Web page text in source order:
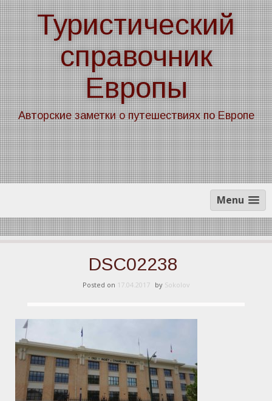
Skip
to
content
Туристический
справочник
Европы
Авторские заметки о путешествиях по Европе
Menu
DSC02238
Posted on 17.04.2017 by Sokolov